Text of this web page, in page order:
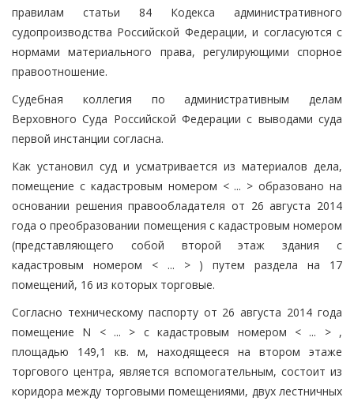
правилам статьи 84 Кодекса административного
судопроизводства Российской Федерации, и согласуются с
нормами материального права, регулирующими спорное
правоотношение.
Судебная коллегия по административным делам
Верховного Суда Российской Федерации с выводами суда
первой инстанции согласна.
Как установил суд и усматривается из материалов дела,
помещение с кадастровым номером < ... > образовано на
основании решения правообладателя от 26 августа 2014
года о преобразовании помещения с кадастровым номером
(представляющего собой второй этаж здания с
кадастровым номером < ... > ) путем раздела на 17
помещений, 16 из которых торговые.
Согласно техническому паспорту от 26 августа 2014 года
помещение N < ... > с кадастровым номером < ... > ,
площадью 149,1 кв. м, находящееся на втором этаже
торгового центра, является вспомогательным, состоит из
коридора между торговыми помещениями, двух лестничных